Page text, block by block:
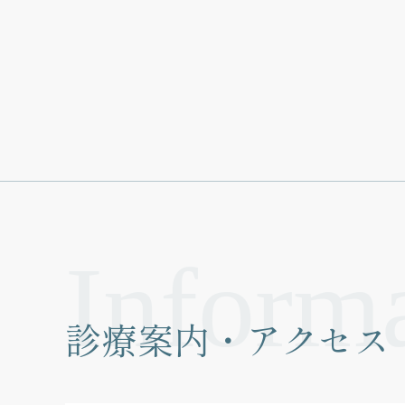
診療案内・アクセス